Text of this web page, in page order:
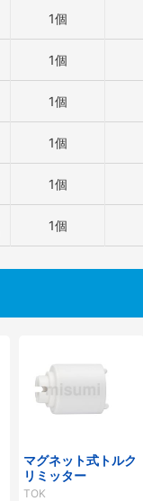
1個
1個
1個
1個
1個
1個
マグネット式トルク
リミッター
TOK